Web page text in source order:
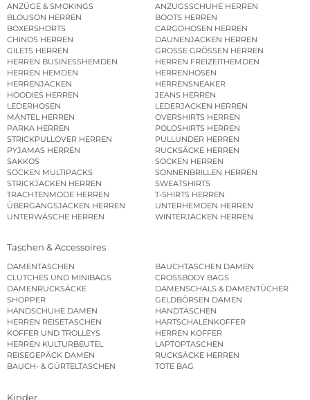
ANZÜGE & SMOKINGS
ANZUGSSCHUHE HERREN
BLOUSON HERREN
BOOTS HERREN
BOXERSHORTS
CARGOHOSEN HERREN
CHINOS HERREN
DAUNENJACKEN HERREN
GILETS HERREN
GROSSE GRÖSSEN HERREN
HERREN BUSINESSHEMDEN
HERREN FREIZEITHEMDEN
HERREN HEMDEN
HERRENHOSEN
HERRENJACKEN
HERRENSNEAKER
HOODIES HERREN
JEANS HERREN
LEDERHOSEN
LEDERJACKEN HERREN
MÄNTEL HERREN
OVERSHIRTS HERREN
PARKA HERREN
POLOSHIRTS HERREN
STRICKPULLOVER HERREN
PULLUNDER HERREN
PYJAMAS HERREN
RUCKSÄCKE HERREN
SAKKOS
SOCKEN HERREN
SOCKEN MULTIPACKS
SONNENBRILLEN HERREN
STRICKJACKEN HERREN
SWEATSHIRTS
TRACHTENMODE HERREN
T-SHIRTS HERREN
ÜBERGANGSJACKEN HERREN
UNTERHEMDEN HERREN
UNTERWÄSCHE HERREN
WINTERJACKEN HERREN
Taschen & Accessoires
DAMENTASCHEN
BAUCHTASCHEN DAMEN
CLUTCHES UND MINIBAGS
CROSSBODY BAGS
DAMENRUCKSÄCKE
DAMENSCHALS & DAMENTÜCHER
SHOPPER
GELDBÖRSEN DAMEN
HANDSCHUHE DAMEN
HANDTASCHEN
HERREN REISETASCHEN
HARTSCHALENKOFFER
KOFFER UND TROLLEYS
HERREN KOFFER
HERREN KULTURBEUTEL
LAPTOPTASCHEN
REISEGEPÄCK DAMEN
RUCKSÄCKE HERREN
BAUCH- & GÜRTELTASCHEN
TOTE BAG
Kinder